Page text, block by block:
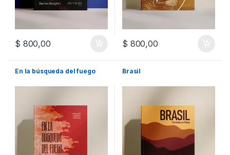
$ 800,00 $ 800,00
En la búsqueda del fuego Brasil